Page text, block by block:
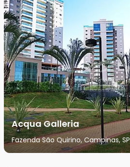
Acqua Galleria
Fazenda São Quirino, Campinas, SP